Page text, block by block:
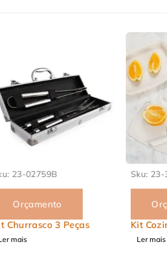
Sku:
Orçamento
Kit Cozinha 3 Peças